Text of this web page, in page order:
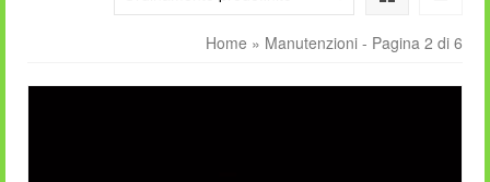
Home » Manutenzioni - Pagina 2 di 6